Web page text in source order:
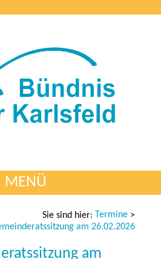
MENÜ
Sie sind hier: Termine >
am 26.02.2026
am